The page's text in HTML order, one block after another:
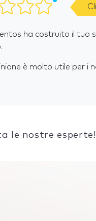
ha costruito il tuo
è molto utile per i
le nostre esperte!